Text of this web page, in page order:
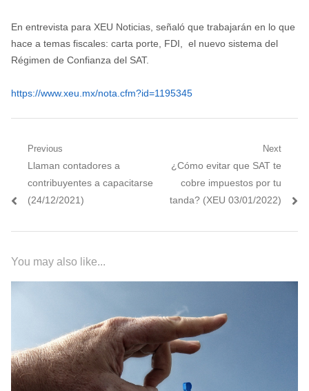
En entrevista para XEU Noticias, señaló que trabajarán en lo que
hace a temas fiscales: carta porte, FDI, el nuevo sistema del
Régimen de Confianza del SAT.
https://www.xeu.mx/nota.cfm?id=1195345
Navegación
entradas
Previous
Previous
post:
Llaman contadores a
contribuyentes a capacitarse
(24/12/2021)
Next
Next
post:
¿Cómo evitar que SAT te
cobre impuestos por tu
tanda? (XEU 03/01/2022)
You may also like...